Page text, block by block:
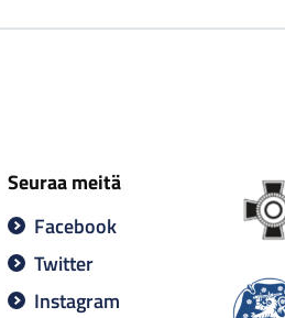
Seuraa meitä
Facebook
Twitter
Instagram